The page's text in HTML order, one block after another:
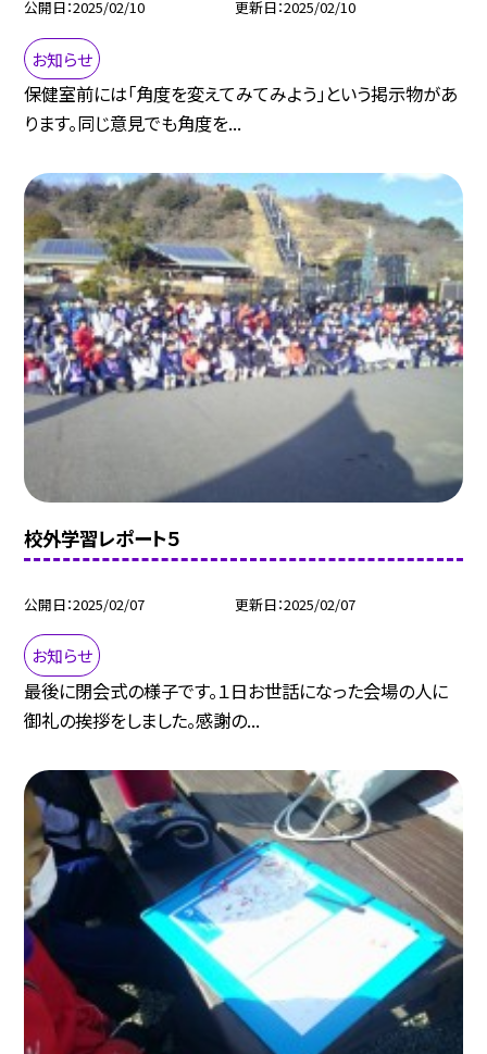
公開日 2025/02/10 更新日 2025/02/10
お知らせ
保健室前には「角度を変えてみてみよう」という掲示物があ
ります。同じ意見でも角度を...
校外学習レポート５
公開日 2025/02/07 更新日 2025/02/07
お知らせ
最後に閉会式の様子です。１日お世話になった会場の人に
御礼の挨拶をしました。感謝の...